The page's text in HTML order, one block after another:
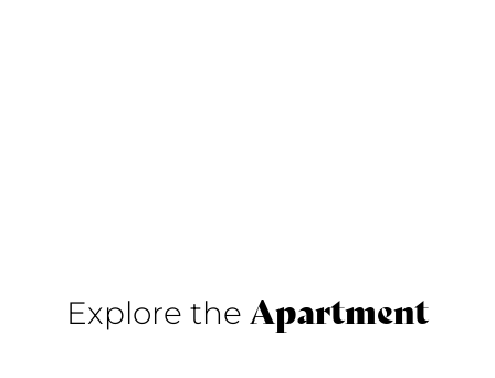
Explore the Apartment